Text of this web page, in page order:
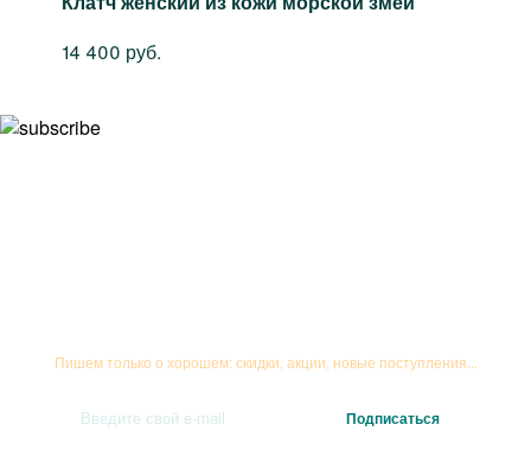
14 400 руб.
Пишем только о хорошем: скидки, акции, новые поступления...